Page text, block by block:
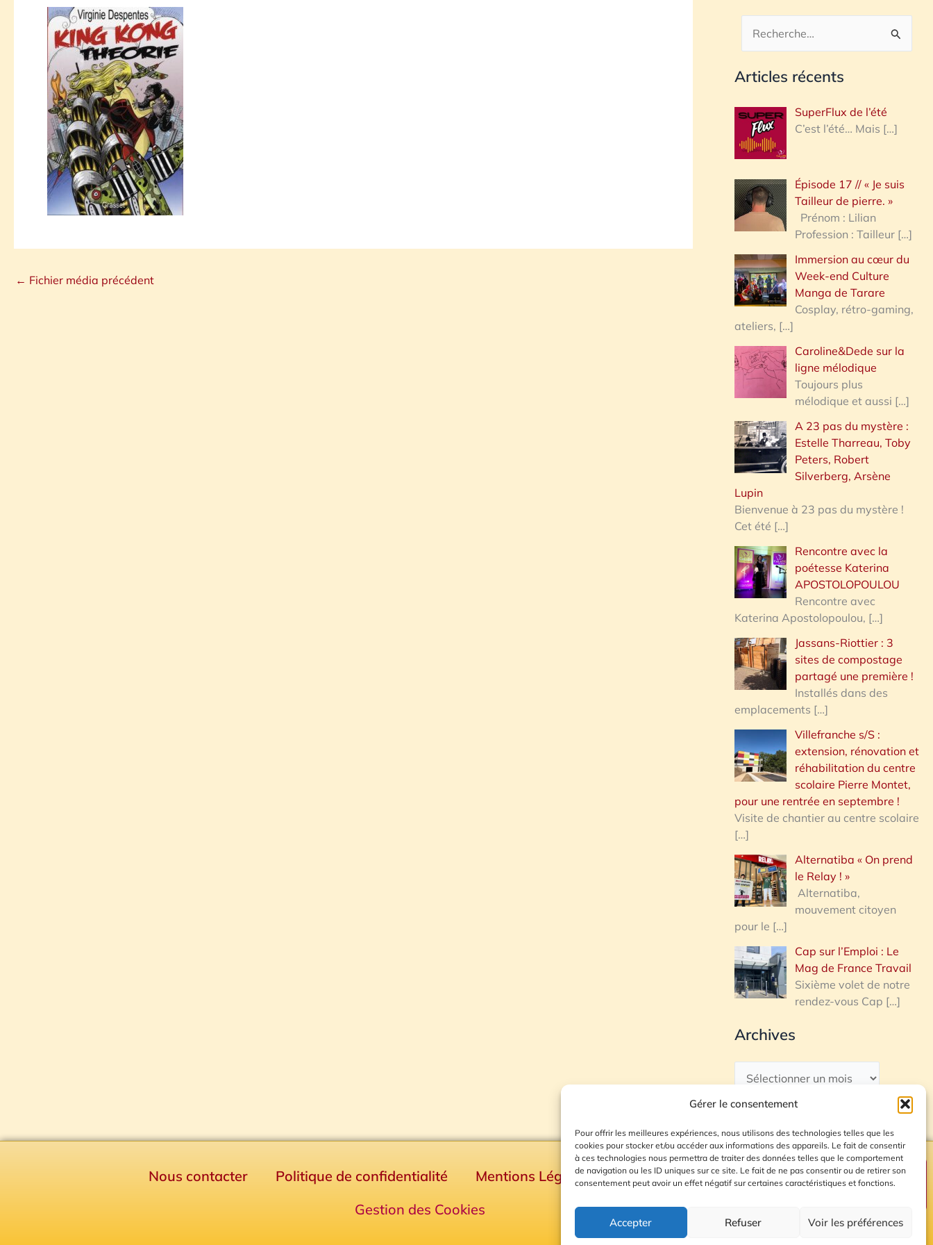
Gérer le consentement
Pour offrir les meilleures expériences, nous utilisons des technologies telles que les
cookies pour stocker et/ou accéder aux informations des appareils. Le fait de consentir
à ces technologies nous permettra de traiter des données telles que le comportement
de navigation ou les ID uniques sur ce site. Le fait de ne pas consentir ou de retirer son
consentement peut avoir un effet négatif sur certaines caractéristiques et fonctions.
Accepter Refuser Voir les préférences
← Fichier média précédent
c
h
r
h
e
:
Articles récents
SuperFlux de l’été
C’est l’été… Mais […]
Épisode 17 // « Je suis
Tailleur de pierre. »
Prénom : Lilian
Profession : Tailleur […]
Immersion au cœur du
Week-end Culture
Manga de Tarare
Cosplay, rétro-gaming,
ateliers, […]
Caroline&Dede sur la
ligne mélodique
Toujours plus
mélodique et aussi […]
A 23 pas du mystère :
Estelle Tharreau, Toby
Peters, Robert
Silverberg, Arsène
Lupin
Bienvenue à 23 pas du mystère !
Cet été […]
Rencontre avec la
poétesse Katerina
APOSTOLOPOULOU
Rencontre avec
Katerina Apostolopoulou, […]
Jassans-Riottier : 3
sites de compostage
partagé une première !
Installés dans des
emplacements […]
Villefranche s/S :
extension, rénovation et
réhabilitation du centre
scolaire Pierre Montet,
pour une rentrée en septembre !
Visite de chantier au centre scolaire
[…]
Alternatiba « On prend
le Relay ! »
Alternatiba,
mouvement citoyen
pour le […]
Cap sur l’Emploi : Le
Mag de France Travail
Sixième volet de notre
rendez-vous Cap […]
Archives
Nous contacter Politique de confidentialité Mentions Légales
Plan du site
Gestion des Cookies